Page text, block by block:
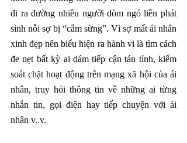
đi ra đường nhiều người dòm ngó liền phát
sinh nỗi sợ bị “cắm sừng”. Vì sợ mất ái nhân
xinh đẹp nên biểu hiện ra hành vi là tìm cách
đe nẹt bất kỳ ai dám tiếp cận tán tỉnh, kiểm
soát chặt hoạt động trên mạng xã hội của ái
nhân, truy hỏi thông tin về những ai từng
nhắn tin, gọi điện hay tiếp chuyện với ái
nhân v..v.